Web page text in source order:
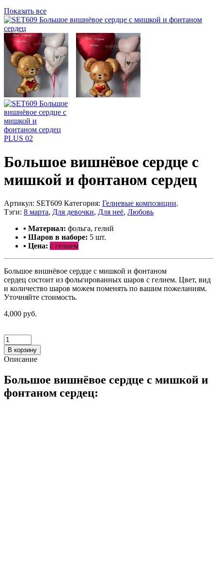
Показать все
Большое вишнёвое сердце с
мишкой и фонтаном сердец
Артикул: SET609 Категория: Гелиевые композиции.
Тэги: 8 марта, Для девочки, Для неё, Любовь
▪ Материал: фольга, гелий
▪ Шаров в наборе: 5 шт.
▪ Цена: с гелием
Большое вишнёвое сердце с мишкой и фонтаном
сердец состоит из фольгированных шаров с гелием. Цвет, вид
и количество шаров можем поменять по вашим пожеланиям.
Уточняйте стоимость.
4,000 руб.
В корзину
Описание
Большое вишнёвое сердце с мишкой и
фонтаном сердец: